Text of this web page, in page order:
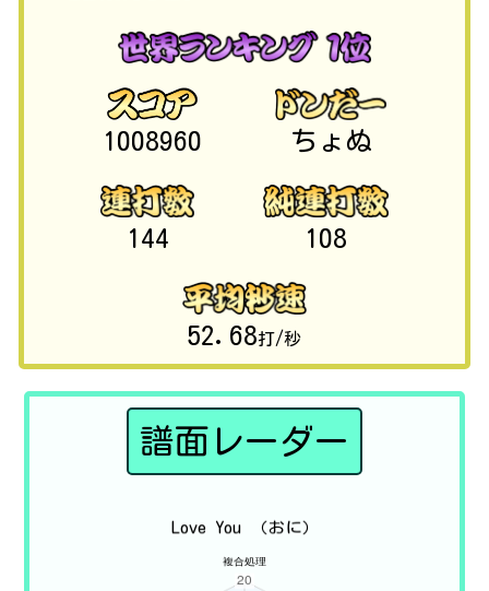
1008960 ちょぬ
144 108
52.68打/秒
譜面レーダー